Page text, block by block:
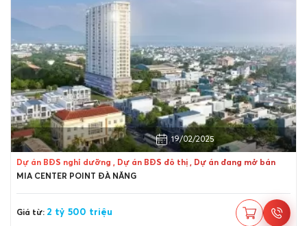
Quận Liên Chiểu, Đà Nẵng
19/02/2025
Dự án BĐS nghỉ dưỡng , Dự án BĐS đô thị , Dự án đang mở bán
MIA CENTER POINT ĐÀ NẴNG
Giá từ: 2 tỷ 500 triệu